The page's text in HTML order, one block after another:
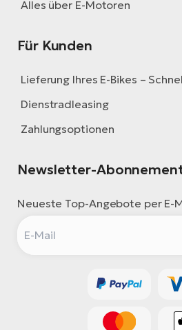
Alles über E-Motoren
Für Kunden
Lieferung Ihres E-Bikes –
Dienstradleasing
Zahlungsoptionen
Newsletter-
Neueste Top-Angebote per E-